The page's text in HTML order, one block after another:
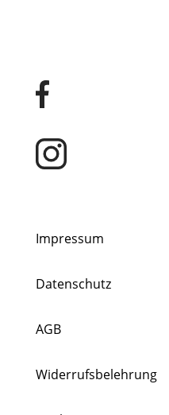
Impressum
Datenschutz
AGB
Widerrufsbelehrung